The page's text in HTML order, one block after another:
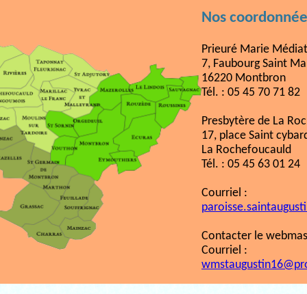
Nos
Prieuré Marie
7, Faubourg Saint
16220 Montbron
Tél. : 05 45 70 71 82
Presbytère de La
17, place Saint
La Rochefoucauld
Tél. : 05 45 63 01 24
Courriel :
Contacter le
Courriel :